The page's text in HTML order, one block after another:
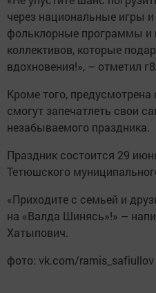
через национальные игры
фольклорные программы и
коллективов, которые
вдохновения!», – отметил
Кроме того,
смогут запечатлеть свои
незабываемого праздника.
Праздник состоится 29
Тетюшского
«Приходите с семьей и
на «Валда Шинясь»!» –
Хатыпович.
фото: vk.com/ramis_safiullov